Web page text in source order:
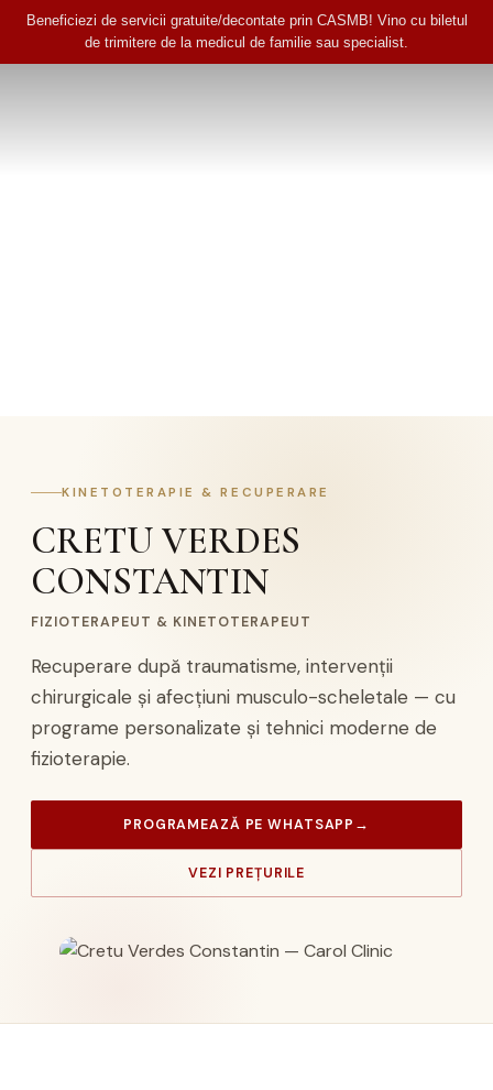
Beneficiezi de servicii gratuite/decontate prin CASMB! Vino cu biletul
de trimitere de la medicul de familie sau specialist.
KINETOTERAPIE & RECUPERARE
CRETU VERDES
CONSTANTIN
FIZIOTERAPEUT & KINETOTERAPEUT
Recuperare după traumatisme, intervenții
chirurgicale și afecțiuni musculo-scheletale — cu
programe personalizate și tehnici moderne de
fizioterapie.
PROGRAMEAZĂ PE WHATSAPP →
VEZI PREȚURILE